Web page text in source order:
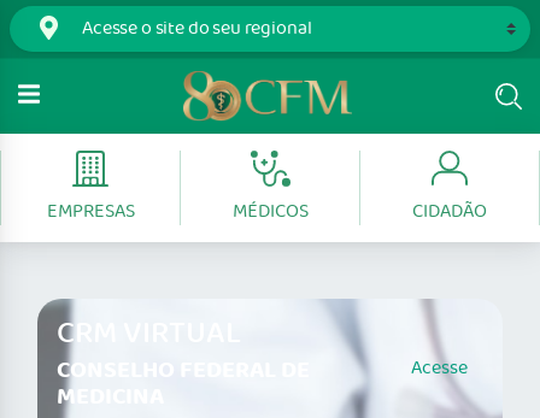
EMPRESAS MÉDICOS CIDADÃO
CRM VIRTUAL
CONSELHO FEDERAL DE
MEDICINA
Acesse